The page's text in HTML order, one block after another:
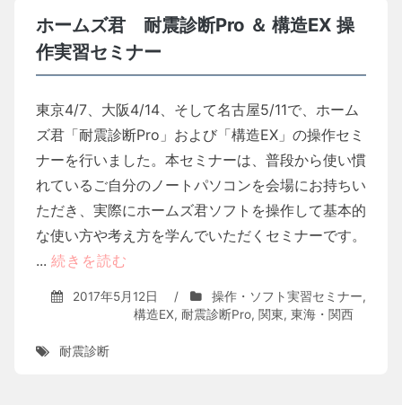
ホームズ君 耐震診断Pro ＆ 構造EX 操
作実習セミナー
東京4/7、大阪4/14、そして名古屋5/11で、ホーム
ズ君「耐震診断Pro」および「構造EX」の操作セミ
ナーを行いました。本セミナーは、普段から使い慣
れているご自分のノートパソコンを会場にお持ちい
ただき、実際にホームズ君ソフトを操作して基本的
な使い方や考え方を学んでいただくセミナーです。
... 続きを読む
2017年5月12日 / 操作・ソフト実習セミナー,
構造EX, 耐震診断Pro, 関東,東海・関西
耐震診断